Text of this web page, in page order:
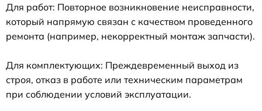
Для работ: Повторное возникновение неисправности,
который напрямую связан с качеством проведенного
ремонта (например, некорректный монтаж запчасти).
Для комплектующих: Преждевременный выход из
строя, отказ в работе или техническим параметрам
при соблюдении условий эксплуатации.